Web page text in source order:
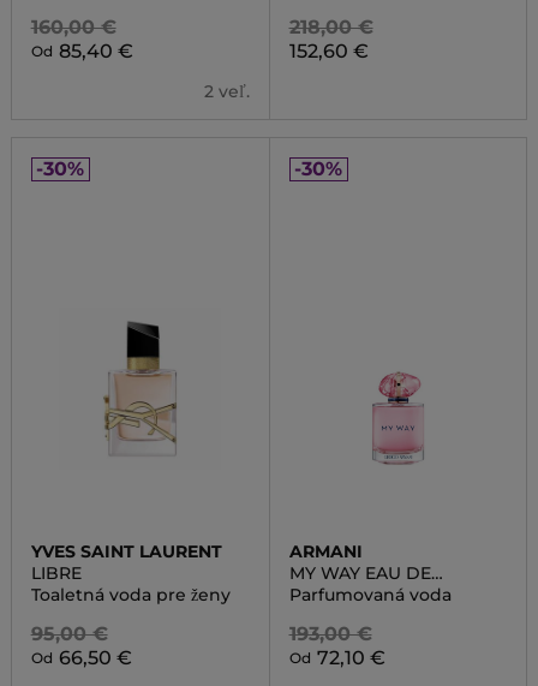
160,00 €
Od 85,40 €
2 veľ.
218,00 €
152,60 €
-30%
YVES SAINT LAURENT
LIBRE
Toaletná voda pre ženy
95,00 €
Od 66,50 €
-30%
ARMANI
MY WAY EAU DE
PARFUM NECTAR
Parfumovaná voda
193,00 €
Od 72,10 €